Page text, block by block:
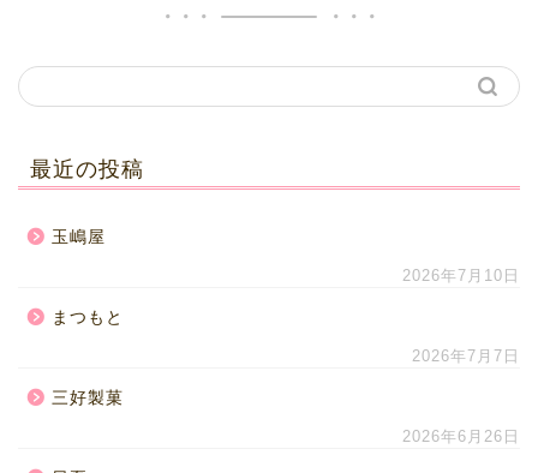
最近の投稿
玉嶋屋
2026年7月10日
まつもと
2026年7月7日
三好製菓
2026年6月26日